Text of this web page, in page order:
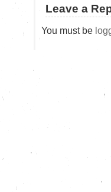
Leave a
You must be